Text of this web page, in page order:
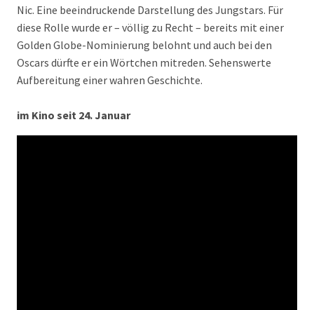
Nic. Eine beeindruckende Darstellung des Jungstars. Für
diese Rolle wurde er – völlig zu Recht – bereits mit einer
Golden Globe-Nominierung belohnt und auch bei den
Oscars dürfte er ein Wörtchen mitreden. Sehenswerte
Aufbereitung einer wahren Geschichte.
im Kino seit 24. Januar